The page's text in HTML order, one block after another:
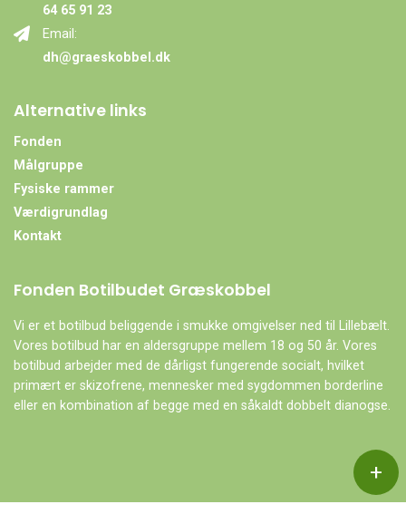
64 65 91 23
Email:
dh@graeskobbel.dk
Alternative links
Fonden
Målgruppe
Fysiske rammer
Værdigrundlag
Kontakt
Fonden Botilbudet Græskobbel
Vi er et botilbud beliggende i smukke omgivelser ned til Lillebælt.
Vores botilbud har en aldersgruppe mellem 18 og 50 år. Vores
botilbud arbejder med de dårligst fungerende socialt, hvilket
primært er skizofrene, mennesker med sygdommen borderline
eller en kombination af begge med en såkaldt dobbelt dianogse.
+